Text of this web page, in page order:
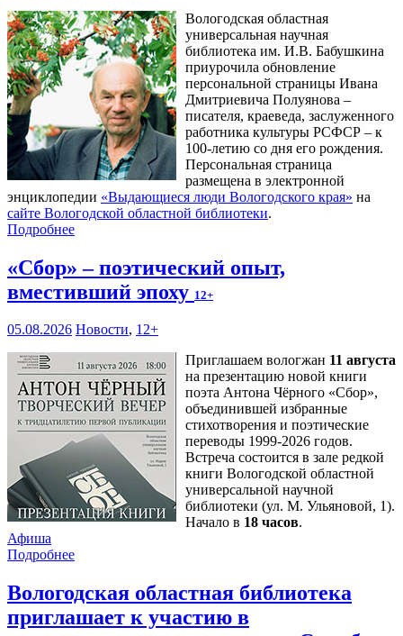
Вологодская областная
универсальная научная
библиотека им. И.В. Бабушкина
приурочила обновление
персональной страницы Ивана
Дмитриевича Полуянова –
писателя, краеведа, заслуженного
работника культуры РСФСР – к
100‑летию со дня его рождения.
Персональная страница
размещена в электронной
энциклопедии «Выдающиеся люди Вологодского края» на
сайте Вологодской областной библиотеки.
Подробнее
«Сбор» – поэтический опыт,
вместивший эпоху 12+
05.08.2026 Новости, 12+
Приглашаем вологжан 11 августа
на презентацию новой книги
поэта Антона Чёрного «Сбор»,
объединившей избранные
стихотворения и поэтические
переводы 1999-2026 годов.
Встреча состоится в зале редкой
книги Вологодской областной
универсальной научной
библиотеки (ул. М. Ульяновой, 1).
Начало в 18 часов.
Афиша
Подробнее
Вологодская областная библиотека
приглашает к участию в